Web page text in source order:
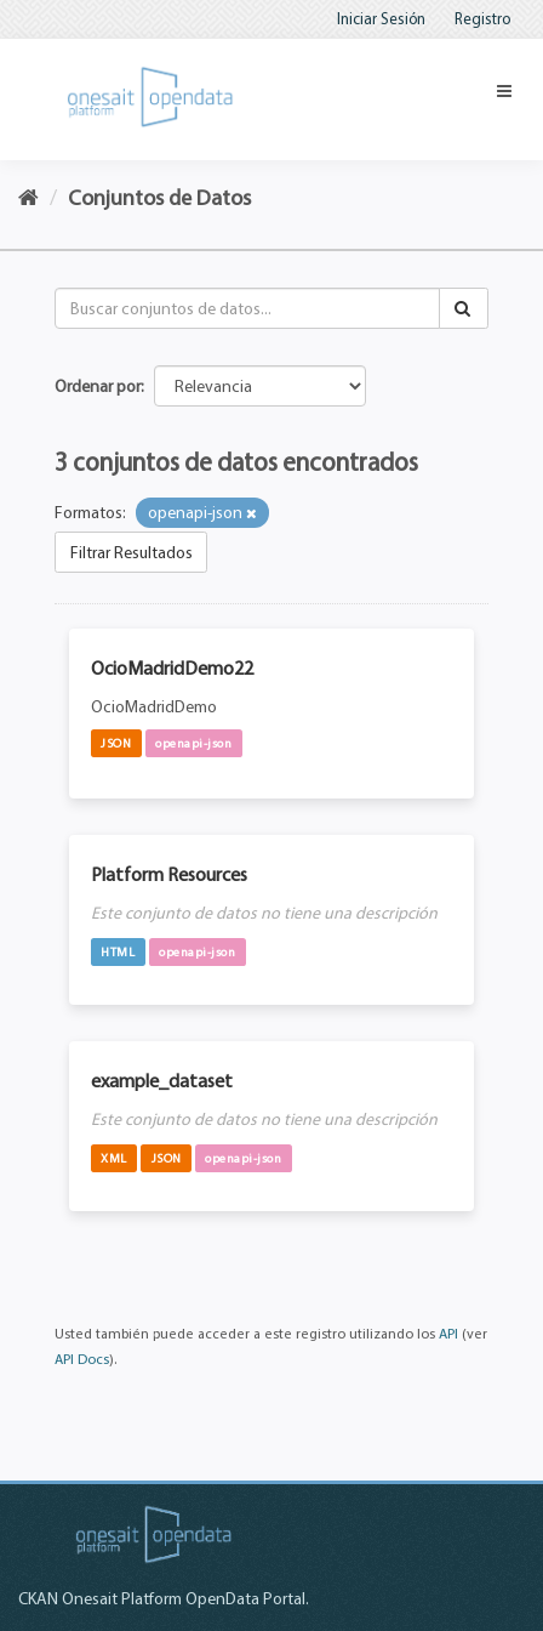
Iniciar Sesión Registro
Conjuntos de Datos
Ordenar por
3 conjuntos de datos encontrados
Formatos:
openapi-json
Filtrar Resultados
OcioMadridDemo22
OcioMadridDemo
JSON openapi-json
Platform Resources
Este conjunto de datos no tiene una descripción
HTML openapi-json
example_dataset
Este conjunto de datos no tiene una descripción
XML JSON openapi-json
Usted también puede acceder a este registro utilizando los API (ver
API Docs).
CKAN Onesait Platform OpenData Portal.